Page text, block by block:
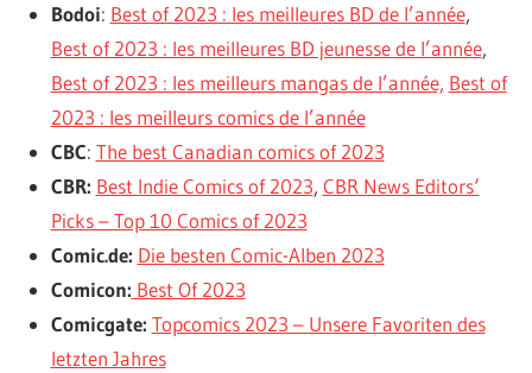
Bodoi: Best of 2023 : les meilleures BD de l’année,
Best of 2023 : les meilleures BD jeunesse de l’année,
Best of 2023 : les meilleurs mangas de l’année, Best of
2023 : les meilleurs comics de l’année
CBC: The best Canadian comics of 2023
CBR: Best Indie Comics of 2023, CBR News Editors‘
Picks – Top 10 Comics of 2023
Comic.de: Die besten Comic-Alben 2023
Comicon: Best Of 2023
Comicgate: Topcomics 2023 – Unsere Favoriten des
letzten Jahres